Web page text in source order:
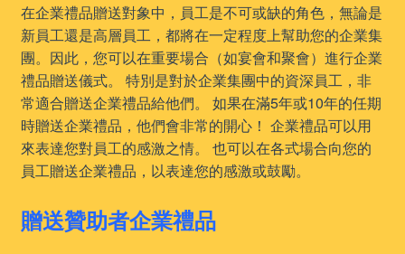
在企業禮品贈送對象中，員工是不可或缺的角色，無論是
新員工還是高層員工，都將在一定程度上幫助您的企業集
團。因此，您可以在重要場合（如宴會和聚會）進行企業
禮品贈送儀式。 特別是對於企業集團中的資深員工，非
常適合贈送企業禮品給他們。 如果在滿5年或10年的任期
時贈送企業禮品，他們會非常的開心！ 企業禮品可以用
來表達您對員工的感激之情。 也可以在各式場合向您的
員工贈送企業禮品，以表達您的感激或鼓勵。
贈送贊助者企業禮品